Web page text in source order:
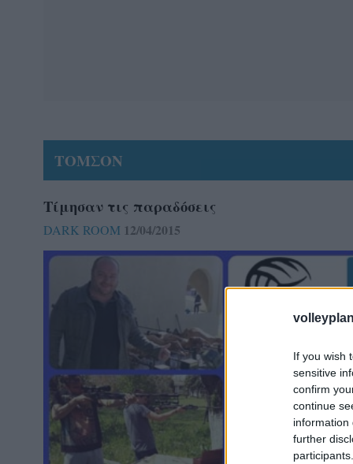
If you wish
sensitive
confirm
continue
information
further
ΤΟΜΣΟΝ
Τίμησαν τις παραδόσεις
DARK ROOM 12/04/2015